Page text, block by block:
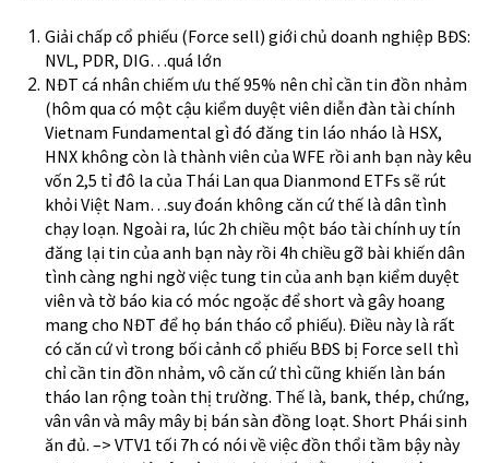
Giải chấp cổ phiếu (Force sell) giới chủ doanh nghiệp BĐS:
NVL, PDR, DIG…quá lớn
NĐT cá nhân chiếm ưu thế 95% nên chỉ cần tin đồn nhảm
(hôm qua có một cậu kiểm duyệt viên diễn đàn tài chính
Vietnam Fundamental gì đó đăng tin láo nháo là HSX,
HNX không còn là thành viên của WFE rồi anh bạn này kêu
vốn 2,5 tỉ đô la của Thái Lan qua Dianmond ETFs sẽ rút
khỏi Việt Nam…suy đoán không căn cứ thế là dân tình
chạy loạn. Ngoài ra, lúc 2h chiều một báo tài chính uy tín
đăng lại tin của anh bạn này rồi 4h chiều gỡ bài khiến dân
tình càng nghi ngờ việc tung tin của anh bạn kiểm duyệt
viên và tờ báo kia có móc ngoặc để short và gây hoang
mang cho NĐT để họ bán tháo cổ phiếu). Điều này là rất
có căn cứ vì trong bối cảnh cổ phiếu BĐS bị Force sell thì
chỉ cần tin đồn nhảm, vô căn cứ thì cũng khiến làn bán
tháo lan rộng toàn thị trường. Thế là, bank, thép, chứng,
vân vân và mây mây bị bán sàn đồng loạt. Short Phái sinh
ăn đủ. –> VTV1 tối 7h có nói về việc đồn thổi tầm bậy này